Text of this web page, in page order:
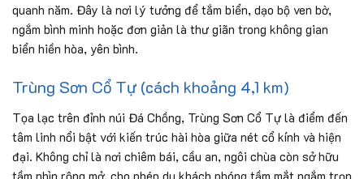
quanh năm. Đây là nơi lý tưởng để tắm biển, dạo bộ ven bờ,
ngắm bình minh hoặc đơn giản là thư giãn trong không gian
biển hiền hòa, yên bình.
Trùng Sơn Cổ Tự (cách khoảng 4,1 km)
Tọa lạc trên đỉnh núi Đá Chồng, Trùng Sơn Cổ Tự là điểm đến
tâm linh nổi bật với kiến trúc hài hòa giữa nét cổ kính và hiện
đại. Không chỉ là nơi chiêm bái, cầu an, ngôi chùa còn sở hữu